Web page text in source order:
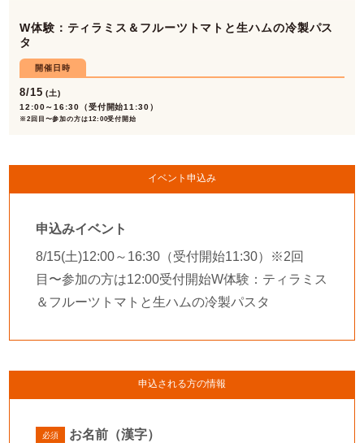
W体験：ティラミス＆フルーツトマトと生ハムの冷製パス
タ
開催日時
8/15 (土)
12:00～16:30（受付開始11:30）
※2回目〜参加の方は12:00受付開始
イベント申込み
申込みイベント
8/15(土)12:00～16:30（受付開始11:30）※2回
目〜参加の方は12:00受付開始W体験：ティラミス
＆フルーツトマトと生ハムの冷製パスタ
申込される方の情報
お名前（漢字）